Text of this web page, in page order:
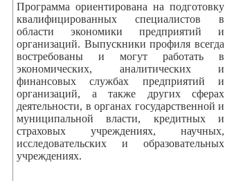
Программа ориентирована на подготовку
квалифицированных специалистов в
области экономики предприятий и
организаций. Выпускники профиля всегда
востребованы и могут работать в
экономических, аналитических и
финансовых службах предприятий и
организаций, а также других сферах
деятельности, в органах государственной и
муниципальной власти, кредитных и
страховых учреждениях, научных,
исследовательских и образовательных
учреждениях.